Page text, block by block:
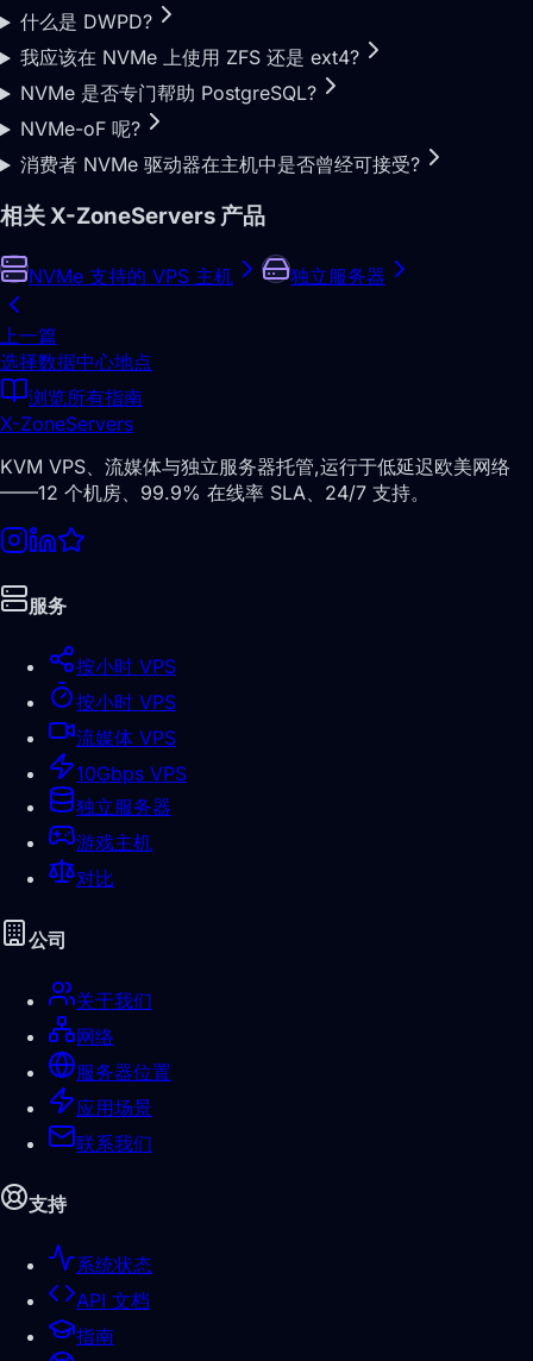
什么是 DWPD?
我应该在 NVMe 上使用 ZFS 还是 ext4?
NVMe 是否专门帮助 PostgreSQL?
NVMe-oF 呢?
消费者 NVMe 驱动器在主机中是否曾经可接受?
相关 X-ZoneServers 产品
NVMe 支持的 VPS 主机 独立服务器
上一篇
选择数据中心地点
浏览所有指南
X-ZoneServers
KVM VPS、流媒体与独立服务器托管,运行于低延迟欧美网络
——12 个机房、99.9% 在线率 SLA、24/7 支持。
服务
按小时 VPS
按小时 VPS
流媒体 VPS
10Gbps VPS
独立服务器
游戏主机
对比
公司
关于我们
网络
服务器位置
应用场景
联系我们
支持
系统状态
API 文档
指南